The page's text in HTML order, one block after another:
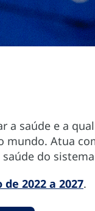
a saúde e a
mundo. Atua
saúde do
2022 a 2027.